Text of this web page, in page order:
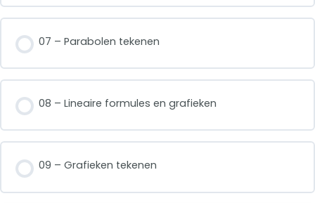
07 – Parabolen tekenen
08 – Lineaire formules en grafieken
09 – Grafieken tekenen